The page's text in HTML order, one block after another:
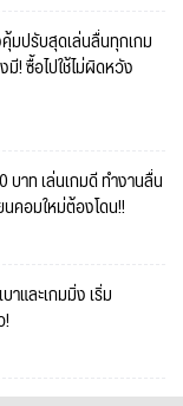
มปรับสุดเล่นลื่นทุกเกม
! ซื้อไปใช้ไม่ผิดหวัง
บาท เล่นเกมดี ทำงานลื่น
คอมใหม่ต้องโดน!!
และเกมมิ่ง เริ่ม
!